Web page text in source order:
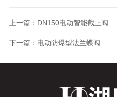
上一篇： DN150电动智能截止阀
下一篇： 电动防爆型法兰蝶阀